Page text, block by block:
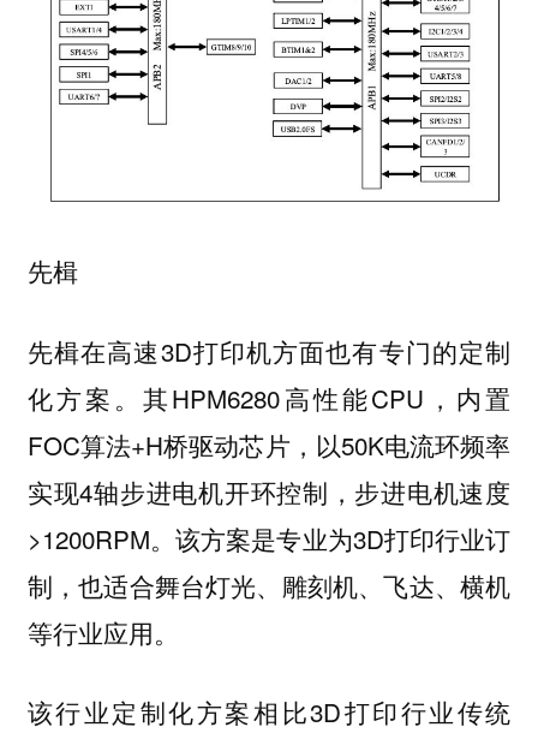
先楫
先楫在高速3D打印机方面也有专门的定制
化方案。其HPM6280高性能CPU，内置
FOC算法+H桥驱动芯片，以50K电流环频率
实现4轴步进电机开环控制，步进电机速度
>1200RPM。该方案是专业为3D打印行业订
制，也适合舞台灯光、雕刻机、飞达、横机
等行业应用。
该行业定制化方案相比3D打印行业传统